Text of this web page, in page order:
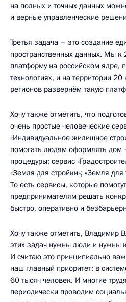
на полных и точных данных
и верные управленческие
Третья задача – это создание
пространственных данных. Мы к
платформу на российском ядре,
технологиях, и на территории
регионов развернём такую
Хочу также отметить, что
очень простые человеческие
«Индивидуальное жилищное
помогать людям оформлять дом
процедуры; сервис
«Земля для стройки»; «Земля для
То есть сервисы, которые
предпринимателям решать
быстро, оперативно и
Хочу также отметить, Владимир
этих задач нужны люди и нужны
И считаю это принципиально
наш главный приоритет: в
60 тысяч человек. И многие
периодически проводим